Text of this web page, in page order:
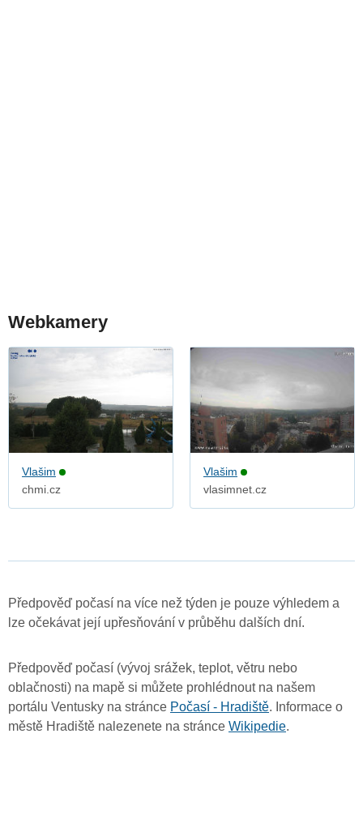
Webkamery
Vlašim
chmi.cz
Vlašim
vlasimnet.cz
Předpověď počasí na více než týden je pouze výhledem a
lze očekávat její upřesňování v průběhu dalších dní.
Předpověď počasí (vývoj srážek, teplot, větru nebo
oblačnosti) na mapě si můžete prohlédnout na našem
portálu Ventusky na stránce Počasí - Hradiště. Informace o
městě Hradiště nalezenete na stránce Wikipedie.